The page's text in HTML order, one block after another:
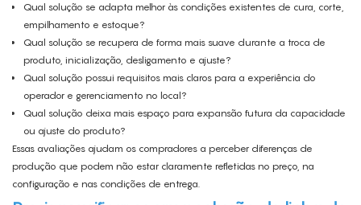
Qual solução se adapta melhor às condições existentes de cura, corte,
empilhamento e estoque?
Qual solução se recupera de forma mais suave durante a troca de
produto, inicialização, desligamento e ajuste?
Qual solução possui requisitos mais claros para a experiência do
operador e gerenciamento no local?
Qual solução deixa mais espaço para expansão futura da capacidade
ou ajuste do produto?
Essas avaliações ajudam os compradores a perceber diferenças de
produção que podem não estar claramente refletidas no preço, na
configuração e nas condições de entrega.